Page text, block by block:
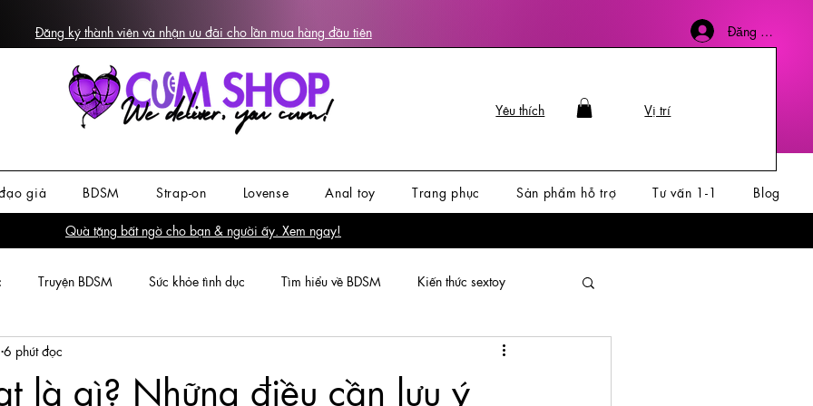
Đăng ký thành viên và nhận ưu đãi cho lần mua hàng đầu tiên Đăng nhập
Yêu thích Vị trí
giả BDSM Strap-on Lovense Anal toy Trang phục Sản phẩm hỗ trợ Tư vấn 1-1 Blog
Quà tặng bất ngờ cho bạn & người ấy. Xem ngay!
Truyện BDSM Sức khỏe tình dục Tìm hiểu về BDSM Kiến thức sextoy
là gì? Những điều cần lưu ý
6 phút đọc